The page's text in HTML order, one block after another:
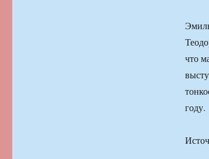
что
году.